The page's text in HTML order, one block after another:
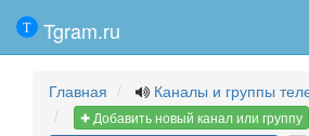
Tgram.ru
Главная Каналы и группы
Добавить новый канал или группу